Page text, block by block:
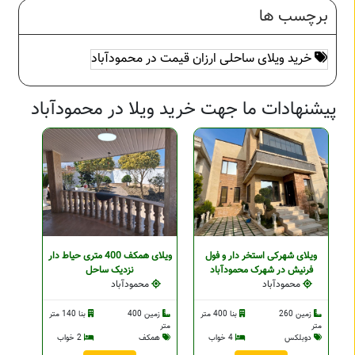
برچسب ها
خرید ویلای ساحلی ارزان قیمت در محمودآباد
پیشنهادات ما جهت خرید ویلا در محمودآباد
ویلای شهرکی استخر دار و فول
فرنیش در شهرک محمودآباد
محمودآباد
زمین 260
متر
بنا 400 متر
دوبلکس
4 خواب
ویلای همکف 400 متری حیاط دار
نزدیک ساحل
محمودآباد
زمین 400
متر
بنا 140 متر
همکف
2 خواب